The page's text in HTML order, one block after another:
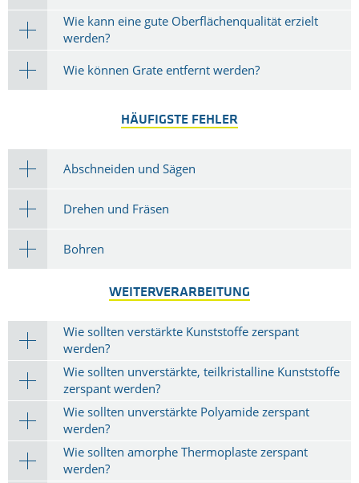
Wie kann eine gute Oberflächenqualität erzielt
werden?
Wie können Grate entfernt werden?
HÄUFIGSTE FEHLER
Abschneiden und Sägen
Drehen und Fräsen
Bohren
WEITERVERARBEITUNG
Wie sollten verstärkte Kunststoffe zerspant
werden?
Wie sollten unverstärkte, teilkristalline Kunststoffe
zerspant werden?
Wie sollten unverstärkte Polyamide zerspant
werden?
Wie sollten amorphe Thermoplaste zerspant
werden?